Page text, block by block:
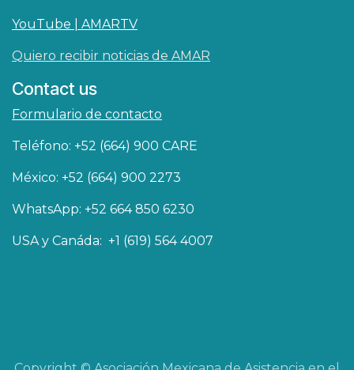
YouTube | AMARTV
Quiero recibir noticias de AMAR
Contact us
Formulario de contacto
Teléfono: +52 (664) 900 CARE
México: +52 (664) 900 2273
WhatsApp: +52 664 850 6230
USA y Canáda: +1 (619) 564 4007